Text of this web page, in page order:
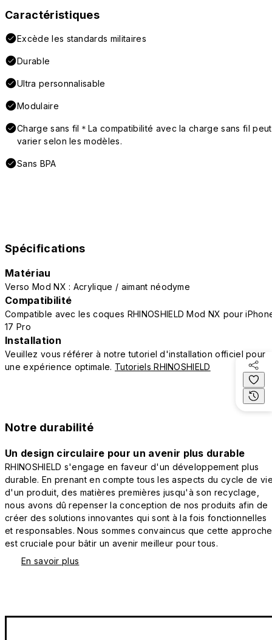
Caractéristiques
Excède les standards militaires
Durable
Ultra personnalisable
Modulaire
Charge sans fil＊La compatibilité avec la charge sans fil peut
varier selon les modèles.
Sans BPA
Spécifications
Matériau
Verso Mod NX : Acrylique / aimant néodyme
Compatibilité
Compatible avec les coques RHINOSHIELD Mod NX pour
17 Pro
Installation
Veuillez vous référer à notre tutoriel d'installation officiel pour
une expérience optimale. Tutoriels RHINOSHIELD
Notre durabilité
Un design circulaire pour un avenir plus durable
RHINOSHIELD s'engage en faveur d'un développement plus
durable. En prenant en compte tous les aspects du cycle de
d'un produit, des matières premières jusqu'à son recyclage,
nous avons dû repenser la conception de nos produits afin de
créer des solutions innovantes qui sont à la fois fonctionnelles
et responsables. Nous sommes convaincus que cette approche
est cruciale pour bâtir un avenir meilleur pour tous.
En savoir plus